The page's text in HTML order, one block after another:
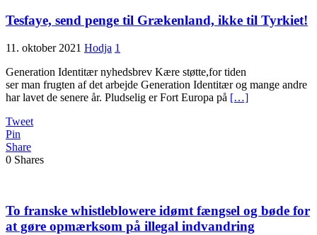
Tesfaye, send penge til Grækenland, ikke til Tyrkiet!
11. oktober 2021 Hodja 1
Generation Identitær nyhedsbrev Kære støtte,for tiden
ser man frugten af det arbejde Generation Identitær og mange andre
har lavet de senere år. Pludselig er Fort Europa på […]
Tweet
Pin
Share
0 Shares
To franske whistleblowere idømt fængsel og bøde for
at gøre opmærksom på illegal indvandring